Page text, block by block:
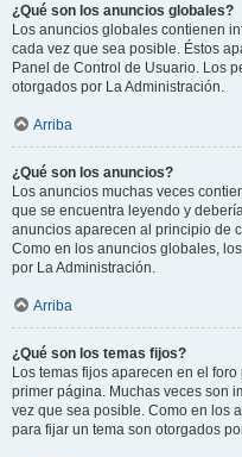
¿Qué son los anuncios globales?
Los anuncios globales contienen
cada vez que sea posible. Éstos
Panel de Control de Usuario. Los
otorgados por La Administración.
Arriba
¿Qué son los anuncios?
Los anuncios muchas veces
que se encuentra leyendo y
anuncios aparecen al principio de
Como en los anuncios globales,
por La Administración.
Arriba
¿Qué son los temas fijos?
Los temas fijos aparecen en el
primer página. Muchas veces son
vez que sea posible. Como en los
para fijar un tema son otorgados